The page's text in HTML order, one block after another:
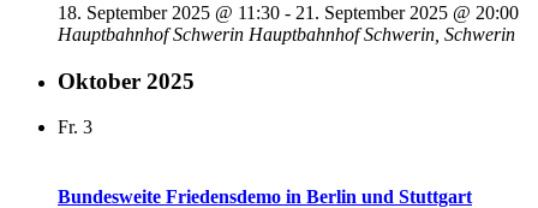
18. September 2025 @ 11:30 - 21. September 2025 @ 20:00
Hauptbahnhof Schwerin Hauptbahnhof Schwerin, Schwerin
Oktober 2025
Fr. 3
Bundesweite Friedensdemo in Berlin und Stuttgart